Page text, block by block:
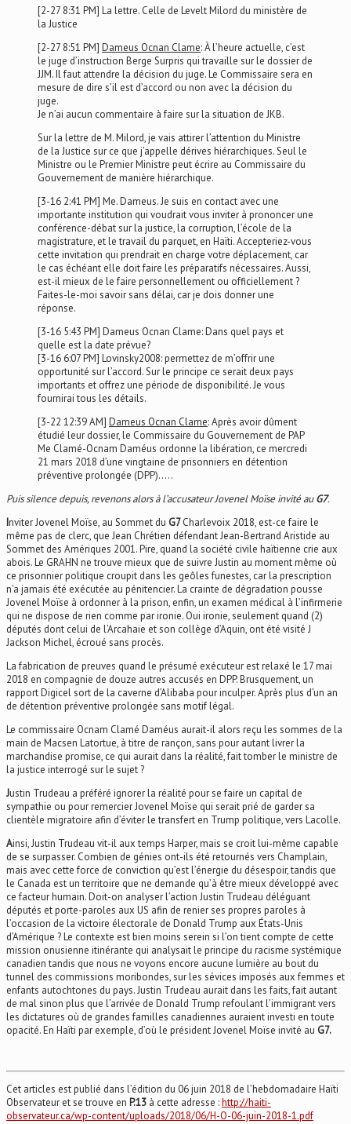
[2-27 8:31 PM] La lettre. Celle de Levelt Milord du ministère de
la Justice
[2-27 8:51 PM] Dameus Ocnan Clame: À l’heure actuelle, c’est
le juge d’instruction Berge Surpris qui travaille sur le dossier de
JJM. Il faut attendre la décision du juge. Le Commissaire sera en
mesure de dire s’il est d’accord ou non avec la décision du
juge.
Je n’ai aucun commentaire à faire sur la situation de JKB.
Sur la lettre de M. Milord, je vais attirer l’attention du Ministre
de la Justice sur ce que j’appelle dérives hiérarchiques. Seul le
Ministre ou le Premier Ministre peut écrire au Commissaire du
Gouvernement de manière hiérarchique.
[3-16 2:41 PM] Me. Dameus. Je suis en contact avec une
importante institution qui voudrait vous inviter à prononcer une
conférence-débat sur la justice, la corruption, l’école de la
magistrature, et le travail du parquet, en Haïti. Accepteriez-vous
cette invitation qui prendrait en charge votre déplacement, car
le cas échéant elle doit faire les préparatifs nécessaires. Aussi,
est-il mieux de le faire personnellement ou officiellement ?
Faites-le-moi savoir sans délai, car je dois donner une
réponse.
[3-16 5:43 PM] Dameus Ocnan Clame: Dans quel pays et
quelle est la date prévue?
[3-16 6:07 PM] Lovinsky2008: permettez de m’offrir une
opportunité sur l’accord. Sur le principe ce serait deux pays
importants et offrez une période de disponibilité. Je vous
fournirai tous les détails.
[3-22 12:39 AM] Dameus Ocnan Clame: Après avoir dûment
étudié leur dossier, le Commissaire du Gouvernement de PAP
Me Clamé-Ocnam Daméus ordonne la libération, ce mercredi
21 mars 2018 d’une vingtaine de prisonniers en détention
préventive prolongée (DPP)…..
Puis silence depuis, revenons alors à l’accusateur Jovenel Moïse invité auG7.
Inviter Jovenel Moïse, au Sommet du G7Charlevoix 2018, est-ce faire le
même pas de clerc, que Jean Chrétien défendant Jean-Bertrand Aristide au
Sommet des Amériques 2001. Pire, quand la société civile haïtienne crie aux
abois. Le GRAHN ne trouve mieux que de suivre Justin au moment même où
ce prisonnier politique croupit dans les geôles funestes, car la prescription
n’a jamais été exécutée au pénitencier. La crainte de dégradation pousse
Jovenel Moïse à ordonner à la prison, enfin, un examen médical à l’infirmerie
qui ne dispose de rien comme par ironie. Oui ironie, seulement quand (2)
députés dont celui de l’Arcahaie et son collège d’Aquin, ont été visité J
Jackson Michel, écroué sans procès.
La fabrication de preuves quand le présumé exécuteur est relaxé le 17 mai
2018 en compagnie de douze autres accusés en DPP. Brusquement, un
rapport Digicel sort de la caverne d’Alibaba pour inculper. Après plus d’un an
de détention préventive prolongée sans motif légal.
Le commissaire Ocnam Clamé Daméus aurait-il alors reçu les sommes de la
main de Macsen Latortue, à titre de rançon, sans pour autant livrer la
marchandise promise, ce qui aurait dans la réalité, fait tomber le ministre de
la justice interrogé sur le sujet ?
Justin Trudeau a préféré ignorer la réalité pour se faire un capital de
sympathie ou pour remercier Jovenel Moïse qui serait prié de garder sa
clientèle migratoire afin d’éviter le transfert en Trump politique, vers Lacolle.
Ainsi, Justin Trudeau vit-il aux temps Harper, mais se croit lui-même capable
de se surpasser. Combien de génies ont-ils été retournés vers Champlain,
mais avec cette force de conviction qu’est l’énergie du désespoir, tandis que
le Canada est un territoire que ne demande qu’à être mieux développé avec
ce facteur humain. Doit-on analyser l’action Justin Trudeau déléguant
députés et porte-paroles aux US afin de renier ses propres paroles à
l’occasion de la victoire électorale de Donald Trump aux États-Unis
d’Amérique ? Le contexte est bien moins serein si l’on tient compte de cette
mission onusienne itinérante qui analysait le principe du racisme systémique
canadien tandis que nous ne voyons encore aucune lumière au bout du
tunnel des commissions moribondes, sur les sévices imposés aux femmes et
enfants autochtones du pays. Justin Trudeau aurait dans les faits, fait autant
de mal sinon plus que l’arrivée de Donald Trump refoulant l’immigrant vers
les dictatures où de grandes familles canadiennes auraient investi en toute
opacité. En Haïti par exemple, d’où le président Jovenel Moïse invité au G7.
Cet articles est publié dans l’édition du 06 juin 2018 de l’hebdomadaire Haïti
Observateur et se trouve en P.13 à cette adresse :http://haiti-
observateur.ca/wp-content/uploads/2018/06/H-O-06-juin-2018-1.pdf